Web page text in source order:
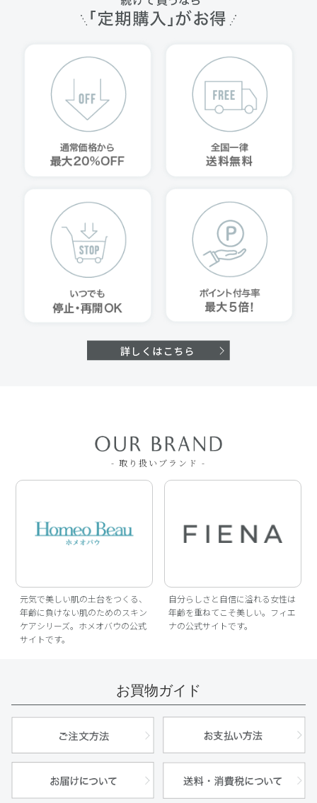
- 取り扱いブランド -
元気で美しい肌の土台をつくる、
年齢に負けない肌のためのスキン
ケアシリーズ。ホメオバウの公式
サイトです。
自分らしさと自信に溢れる女性は
年齢を重ねてこそ美しい。フィエ
ナの公式サイトです。
お買物ガイド